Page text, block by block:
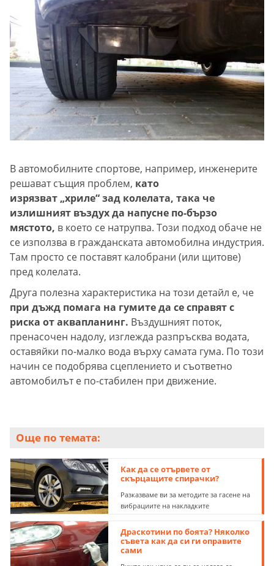
В автомобилните спортове, например, инженерите
решават същия проблем, като
изрязват „хриле“ зад колелата, така че
излишният въздух да напусне по-бързо
мястото, в което се натрупва. Този подход обаче не
се използва в гражданската автомобилна индустрия.
Там просто се поставят калобрани (или щитове)
пред колелата.
Друга полезна характеристика на този детайл е, че
при дъжд помага на гумите да се справят с
риска от аквапланинг. Въздушният поток,
пренасочен надолу, изглежда разпръсква водата,
оставяйки по-малко вода върху самата гума. По този
начин се подобрява сцеплението и съответно
автомобилът е по-стабилен при движение.
Още по темата:
Как да се отървете от
скърцащите спирачки?
Разказваме ви за методите за гасене на
вибрациите на накладките
Драскотини по боята? Няколко
съвета как да си ги оправите
сами